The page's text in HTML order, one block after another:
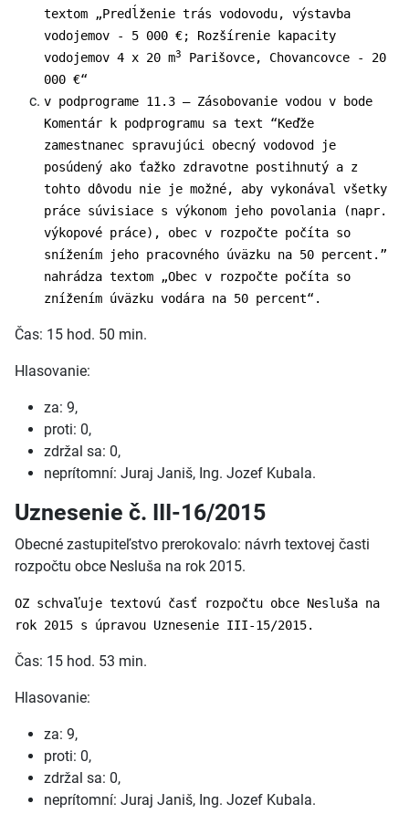
textom „Predĺženie trás vodovodu, výstavba
vodojemov - 5 000 €; Rozšírenie kapacity
vodojemov 4 x 20 m3
Parišovce, Chovancovce - 20
000 €“
v podprograme 11.3 – Zásobovanie vodou v bode
Komentár k podprogramu sa text “Keďže
zamestnanec spravujúci obecný vodovod je
posúdený ako ťažko zdravotne postihnutý a z
tohto dôvodu nie je možné, aby vykonával všetky
práce súvisiace s výkonom jeho povolania (napr.
výkopové práce), obec v rozpočte počíta so
snížením jeho pracovného úväzku na 50 percent.”
nahrádza textom „Obec v rozpočte počíta so
znížením úväzku vodára na 50 percent“.
Čas: 15 hod. 50 min.
Hlasovanie:
za: 9,
proti: 0,
zdržal sa: 0,
neprítomní: Juraj Janiš, Ing. Jozef Kubala.
Uznesenie č. III-16/2015
Obecné zastupiteľstvo prerokovalo: návrh textovej časti
rozpočtu obce Nesluša na rok 2015.
OZ schvaľuje textovú časť rozpočtu obce Nesluša na
rok 2015 s úpravou Uznesenie III-15/2015.
Čas: 15 hod. 53 min.
Hlasovanie:
za: 9,
proti: 0,
zdržal sa: 0,
neprítomní: Juraj Janiš, Ing. Jozef Kubala.